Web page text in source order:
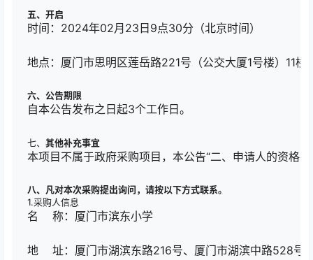
五、开启
时间：2024年02月23日9点30分（北京时间）
地点：厦门市思明区莲岳路221号（公交大厦1号楼）11
六、公告期限
自本公告发布之日起3个工作日。
七、 其他补充事宜
本项目不属于政府采购项目，本公告“二、申请人的资格
八、凡对本次采购提出询问，请按以下方式联系。
1.采购人信息
名 称：厦门市滨东小学
地 址：厦门市湖滨东路216号、厦门市湖滨中路528号